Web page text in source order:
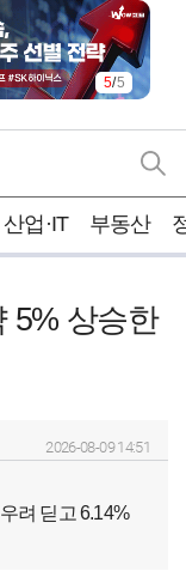
5/5
산업·IT 부동산
5% 상승한
2026-08-09 14:51
려 딛고 6.14%